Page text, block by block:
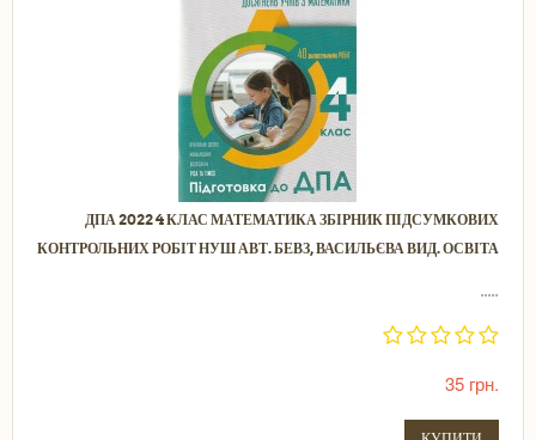
ДПА 2022 4 КЛАС МАТЕМАТИКА ЗБІРНИК ПІДСУМКОВИХ
КОНТРОЛЬНИХ РОБІТ НУШ АВТ. БЕВЗ, ВАСИЛЬЄВА ВИД. ОСВІТА
.....
35 грн.